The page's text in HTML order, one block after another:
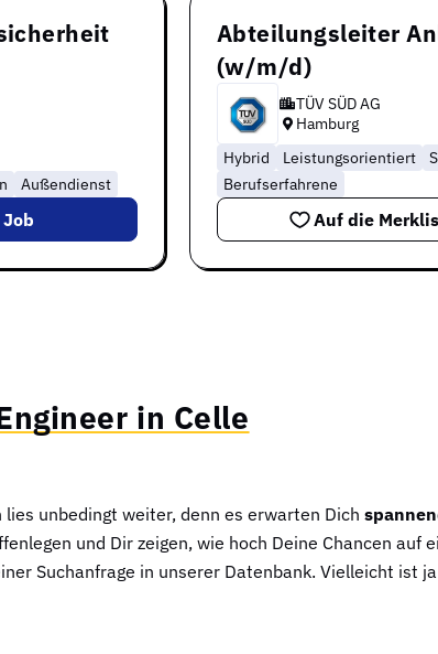
Außendienst
Abteilungsleiter
(w/m/d)
TÜV SÜD AG
Hamburg
Hybrid
Leistungsorientiert
Berufserfahrene
Auf die
in Celle
unbedingt weiter, denn es erwarten Dich
und Dir zeigen, wie hoch Deine Chancen auf
Suchanfrage in unserer Datenbank. Vielleicht ist